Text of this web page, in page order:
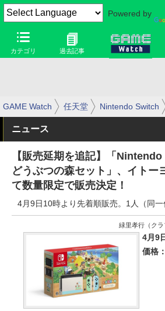
Powered by
カテゴリ 過去記事
GAME Watch 任天堂 Nintendo Switch
ニュース
【販売延期を追記】「
どうぶつの森セット」、イトー
て数量限定で販売決定！
4月9日10時より先着順販売。1人（同
緑里孝行（クラ
4月9
価格